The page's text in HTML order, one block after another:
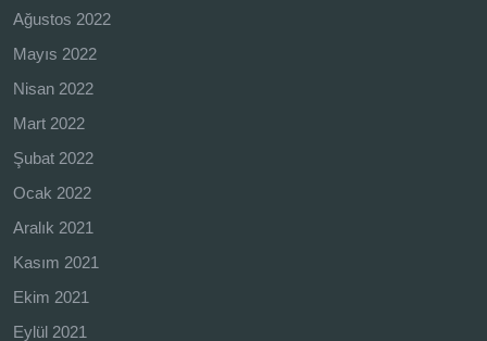
Ağustos 2022
Mayıs 2022
Nisan 2022
Mart 2022
Şubat 2022
Ocak 2022
Aralık 2021
Kasım 2021
Ekim 2021
Eylül 2021